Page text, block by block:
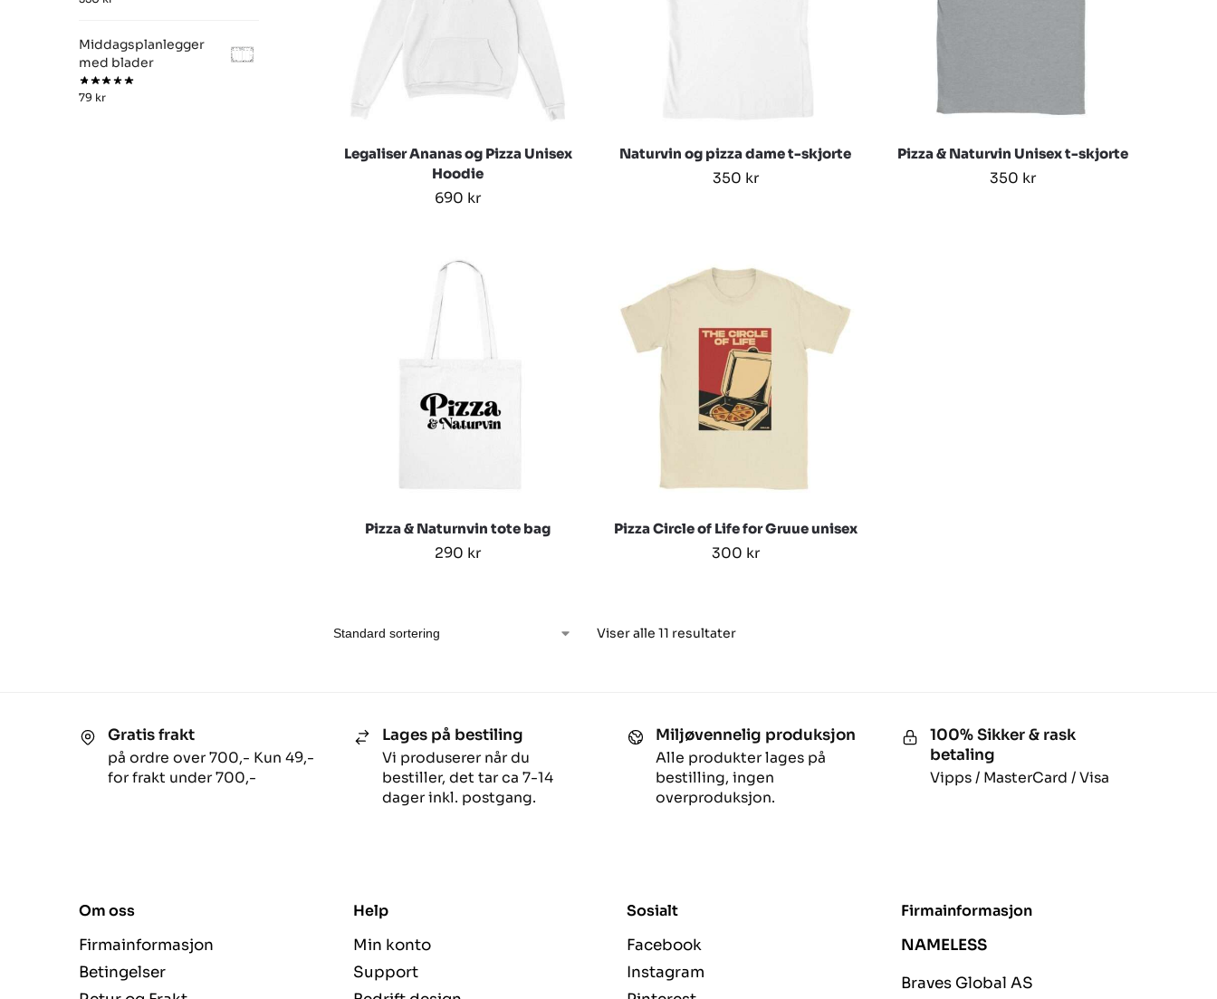
Legaliser Ananas og Pizza Unisex
Hoodie
690 kr
Naturvin og pizza dame t-skjorte
350 kr
Pizza & Naturvin Unisex t-skjorte
350 kr
Pizza & Naturnvin tote bag
290 kr
Pizza Circle of Life for Gruue unisex
300 kr
Viser alle 11 resultater
Middagsplanlegger
med blader
79 kr
Gratis frakt
på ordre over 700,- Kun 49,-
for frakt under 700,-
Lages på bestiling
Vi produserer når du
bestiller, det tar ca 7-14
dager inkl. postgang.
Miljøvennelig produksjon
Alle produkter lages på
bestilling, ingen
overproduksjon.
100% Sikker & rask
betaling
Vipps / MasterCard / Visa
Om oss
Firmainformasjon
Betingelser
Help
Min konto
Support
Sosialt
Facebook
Instagram
Firmainformasjon
NAMELESS
Braves Global AS